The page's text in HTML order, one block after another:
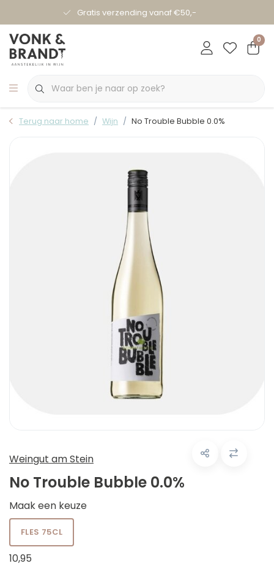
Gratis verzending vanaf €50,-
0
Terug naar home Wijn No Trouble Bubble 0.0%
Weingut am Stein
No Trouble Bubble 0.0%
Maak een keuze
FLES 75CL
10,95